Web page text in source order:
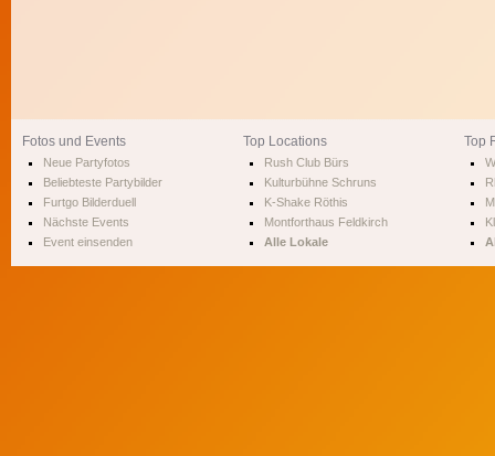
Fotos und Events
Neue Partyfotos
Beliebteste Partybilder
Furtgo Bilderduell
Nächste Events
Event einsenden
Top Locations
Rush Club Bürs
Kulturbühne Schruns
K-Shake Röthis
Montforthaus Feldkirch
Alle Lokale
Top